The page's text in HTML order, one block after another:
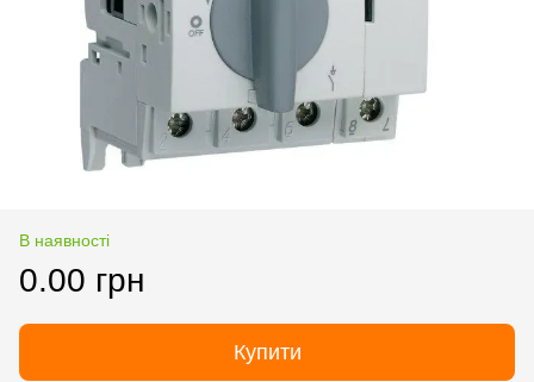
В наявності
0.00 грн
Купити